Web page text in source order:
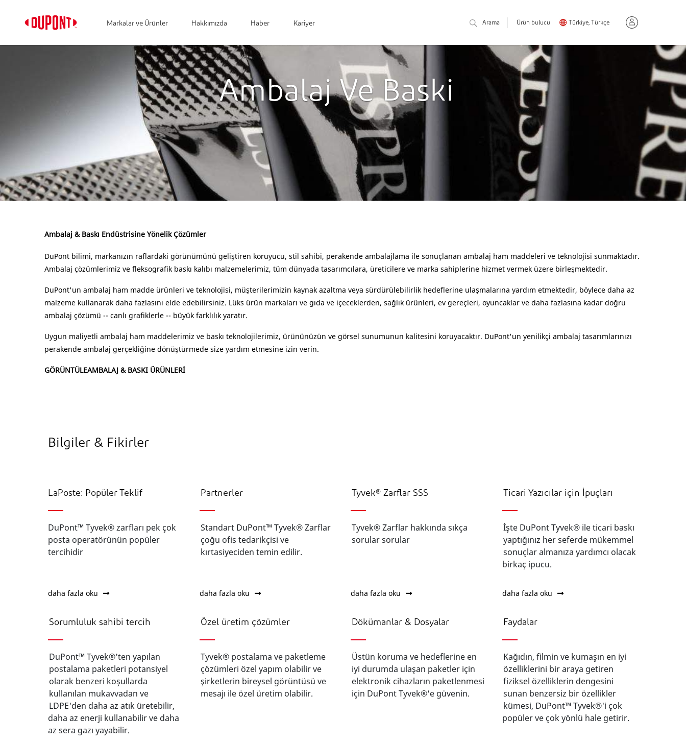
Markalar ve Ürünler Hakkımızda Haber Kariyer Arama Ürün bulucu Türkiye, Türkçe
Ambalaj Ve Baski
Ambalaj & Baskı Endüstrisine Yönelik Çözümler
DuPont bilimi, markanızın raflardaki görünümünü geliştiren koruyucu, stil sahibi, perakende ambalajlama ile sonuçlanan ambalaj ham maddeleri ve teknolojisi sunmaktadır.
Ambalaj çözümlerimiz ve fleksografik baskı kalıbı malzemelerimiz, tüm dünyada tasarımcılara, üreticilere ve marka sahiplerine hizmet vermek üzere birleşmektedir.
DuPont'un ambalaj ham madde ürünleri ve teknolojisi, müşterilerimizin kaynak azaltma veya sürdürülebilirlik hedeflerine ulaşmalarına yardım etmektedir, böylece daha az
malzeme kullanarak daha fazlasını elde edebilirsiniz. Lüks ürün markaları ve gıda ve içeceklerden, sağlık ürünleri, ev gereçleri, oyuncaklar ve daha fazlasına kadar doğru
ambalaj çözümü -- canlı grafiklerle -- büyük farklılık yaratır.
Uygun maliyetli ambalaj ham maddelerimiz ve baskı teknolojilerimiz, ürününüzün ve görsel sunumunun kalitesini koruyacaktır. DuPont'un yenilikçi ambalaj tasarımlarınızı
perakende ambalaj gerçekliğine dönüştürmede size yardım etmesine izin verin.
GÖRÜNTÜLEAMBALAJ & BASKI ÜRÜNLERİ
Bilgiler & Fikirler
LaPoste: Popüler Teklif
DuPont™ Tyvek® zarfları pek çok
posta operatörünün popüler
tercihidir
daha fazla oku
Partnerler
Standart DuPont™ Tyvek® Zarflar
çoğu ofis tedarikçisi ve
kırtasiyeciden temin edilir.
daha fazla oku
Tyvek® Zarflar SSS
Tyvek® Zarflar hakkında sıkça
sorular sorular
daha fazla oku
Ticari Yazıcılar için İpuçları
İşte DuPont Tyvek® ile ticari baskı
yaptığınız her seferde mükemmel
sonuçlar almanıza yardımcı olacak
birkaç ipucu.
daha fazla oku
Sorumluluk sahibi tercih
DuPont™ Tyvek®'ten yapılan
postalama paketleri potansiyel
olarak benzeri koşullarda
kullanılan mukavvadan ve
LDPE'den daha az atık üretebilir,
daha az enerji kullanabilir ve daha
az sera gazı yayabilir.
Özel üretim çözümler
Tyvek® postalama ve paketleme
çözümleri özel yapım olabilir ve
şirketlerin bireysel görüntüsü ve
mesajı ile özel üretim olabilir.
Dökümanlar & Dosyalar
Üstün koruma ve hedeflerine en
iyi durumda ulaşan paketler için
elektronik cihazların paketlenmesi
için DuPont Tyvek®'e güvenin.
Faydalar
Kağıdın, filmin ve kumaşın en iyi
özelliklerini bir araya getiren
fiziksel özelliklerin dengesini
sunan benzersiz bir özellikler
kümesi, DuPont™ Tyvek®'i çok
popüler ve çok yönlü hale getirir.